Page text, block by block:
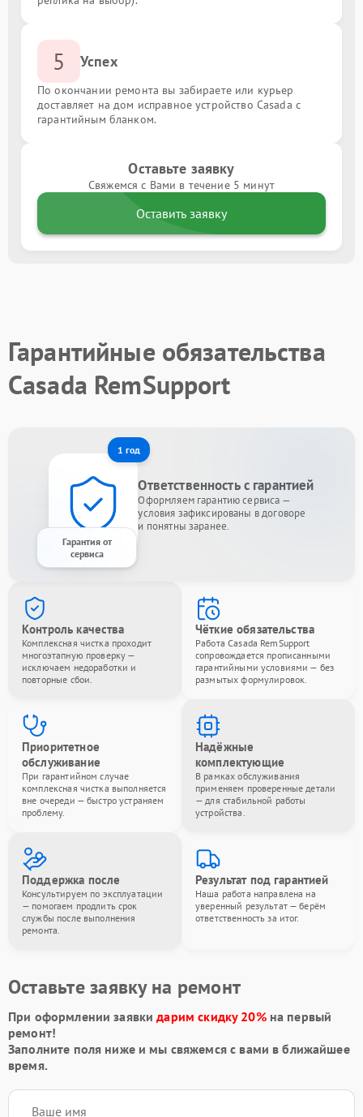
5 Успех
По окончании ремонта вы забираете или курьер
доставляет на дом исправное устройство Casada с
гарантийным бланком.
Оставьте заявку
Свяжемся с Вами в течение 5 минут
Оставить заявку
Гарантийные обязательства
Casada RemSupport
1 год
Гарантия от
сервиса
Ответственность с гарантией
Оформляем гарантию сервиса —
условия зафиксированы в договоре
и понятны заранее.
Контроль качества
Комплексная чистка проходит
многоэтапную проверку —
исключаем недоработки и
повторные сбои.
Чёткие обязательства
Работа Casada RemSupport
сопровождается прописанными
гарантийными условиями — без
размытых формулировок.
Приоритетное
обслуживание
При гарантийном случае
комплексная чистка выполняется
вне очереди — быстро устраняем
проблему.
Надёжные
комплектующие
В рамках обслуживания
применяем проверенные детали
— для стабильной работы
устройства.
Поддержка после
Консультируем по эксплуатации
— помогаем продлить срок
службы после выполнения
ремонта.
Результат под гарантией
Наша работа направлена на
уверенный результат — берём
ответственность за итог.
Оставьте заявку на ремонт
При оформлении заявкидарим скидку 20%на первый
ремонт!
Заполните поля ниже и мы свяжемся с вами в ближайшее
время.